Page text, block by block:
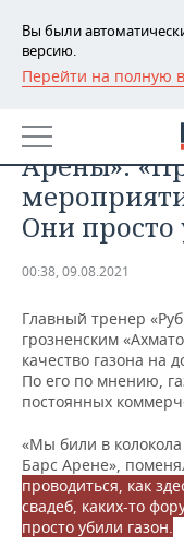
Вы были
версию.
Перейти на полную
РЕГИОНЫ
БАШКОРТОСТАН
ТАТАРСТАН
УДМУРТИЯ
НОВОСТИ
АНАЛИТИКА
НОВОСТИ
ДЕКЛАРАЦИИ О
КОРОЛИ
ВУЗЫ
ТОРГОВЫЕ
ТАТАРСТАНА
ЭКОНОМИКА
НОВОСТИ
ФИНАНСЫ
БАНКИ
ИНВЕСТИЦИИ
ПРОМЫШЛЕННОСТЬ
НОВОСТИ
АГРОПРОМ
НЕФТЕХИМИЯ
НЕДВИЖИМОСТЬ
НОВОСТИ
АВТО
НОВОСТИ
РОЗНИЧНАЯ
ТЕХНОЛОГИИ
НОВОСТИ
МЕРОПРИЯТИЯ
Слуцкий о
Арены»:
Они просто
00:38, 09.08.2021
Главный тренер
грозненским
качество газона на
По его по мнению,
постоянных
«Мы били в
Барс Арене»,
проводиться, как
свадеб, каких-то
просто убили газон.